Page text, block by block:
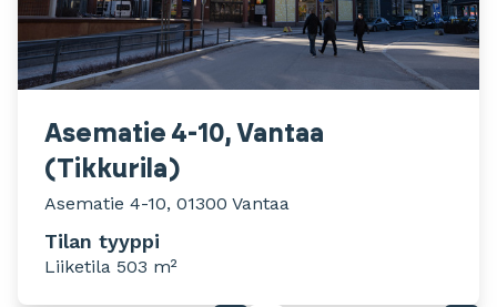
Asematie 4-10, Vantaa
(Tikkurila)
Asematie 4-10, 01300 Vantaa
Tilan tyyppi
Liiketila 503 m²